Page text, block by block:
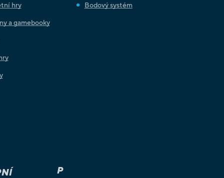
hry
a gamebooky
Bodový systém
P